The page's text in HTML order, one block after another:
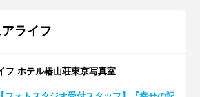
ライフ
フ ホテル椿山荘東京写真室